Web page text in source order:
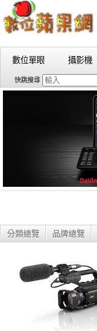
數位單眼 攝影機
快跳搜尋
分類總覽 品牌總覽